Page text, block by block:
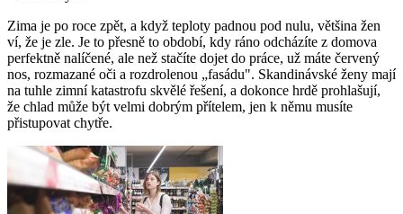
Zima je po roce zpět, a když teploty padnou pod nulu, většina žen
ví, že je zle. Je to přesně to období, kdy ráno odcházíte z domova
perfektně nalíčené, ale než stačíte dojet do práce, už máte červený
nos, rozmazané oči a rozdrolenou „fasádu". Skandinávské ženy mají
na tuhle zimní katastrofu skvělé řešení, a dokonce hrdě prohlašují,
že chlad může být velmi dobrým přítelem, jen k němu musíte
přistupovat chytře.